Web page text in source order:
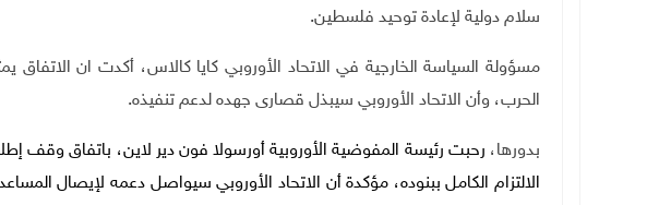
سلام دولية لإعادة توحيد فلسطين.
مسؤولة السياسة الخارجية في الاتحاد الأوروبي كايا كالاس، أكدت ان الاتفاق
الحرب، وأن الاتحاد الأوروبي سيبذل قصارى جهده لدعم تنفيذه.
بدورها، رحبت رئيسة المفوضية الأوروبية أورسولا فون دير لاين، باتفاق وقف
الالتزام الكامل ببنوده، مؤكدة أن الاتحاد الأوروبي سيواصل دعمه لإيصال